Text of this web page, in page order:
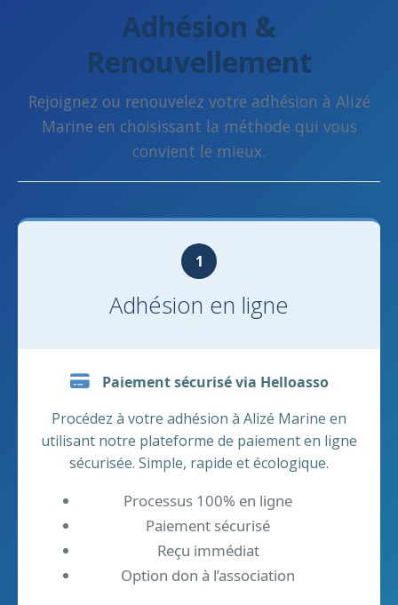
Adhésion &
Renouvellement
Rejoignez ou renouvelez votre adhésion à Alizé
Marine en choisissant la méthode qui vous
convient le mieux.
1
Adhésion en ligne
Paiement sécurisé via Helloasso
Procédez à votre adhésion à Alizé Marine en
utilisant notre plateforme de paiement en ligne
sécurisée. Simple, rapide et écologique.
Processus 100% en ligne
Paiement sécurisé
Reçu immédiat
Option don à l’association